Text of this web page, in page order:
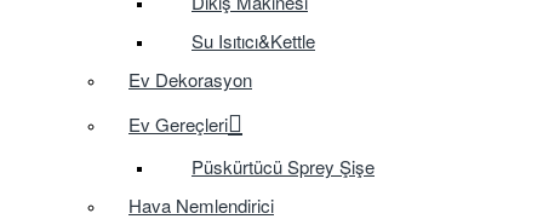
Su Isıtıcı&Kettle
Ev Dekorasyon
Ev Gereçleri
Püskürtücü Sprey Şişe
Hava Nemlendirici